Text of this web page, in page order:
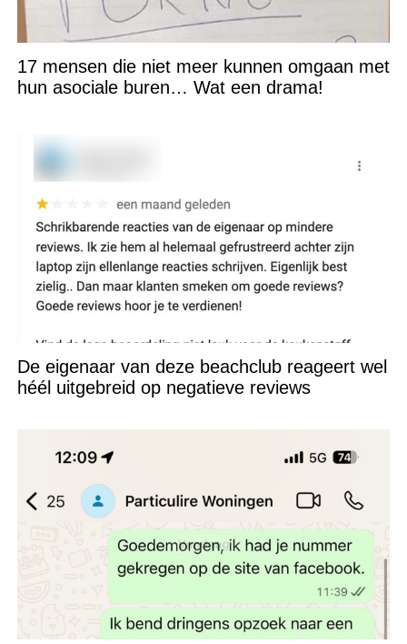
17 mensen die niet meer kunnen omgaan met
hun asociale buren… Wat een drama!
De eigenaar van deze beachclub reageert wel
héél uitgebreid op negatieve reviews